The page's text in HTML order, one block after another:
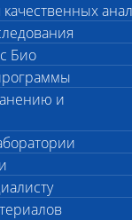
Био
и
p 3 800p нет
4 700 да